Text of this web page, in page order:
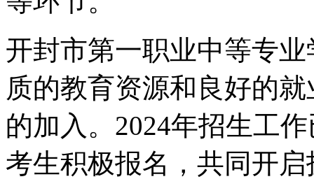
开封市第一职业中等专
质的教育资源和良好的
的加入。2024年招生工
考生积极报名，共同开